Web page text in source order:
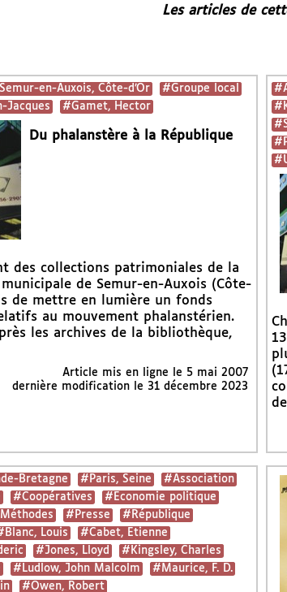
Les articles de
en-Auxois, Côte-d’Or
#Groupe local
Jacques
#Gamet, Hector
Du phalanstère à la République
des collections patrimoniales de la
de Semur-en-Auxois (Côte-
de mettre en lumière un fonds
au mouvement phalanstérien.
les archives de la bibliothèque,
Article mis en ligne le 5 mai 2007
dernière modification le 31 décembre 2023
Bretagne #Paris, Seine
#Association
#Coopératives
#Economie politique
#Presse
#République
Louis
#Cabet, Etienne
#Jones, Lloyd
#Kingsley, Charles
#Ludlow, John Malcolm
#Maurice, F. D.
#Owen, Robert